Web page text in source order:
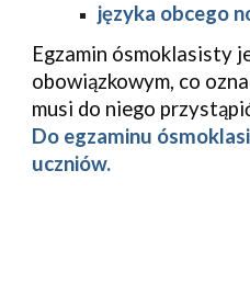
języka obcego
Egzamin ósmoklasisty
obowiązkowym, co
musi do niego
Do egzaminu
uczniów.